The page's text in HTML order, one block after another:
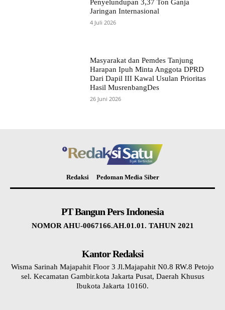
Penyelundupan 3,37 Ton Ganja
Jaringan Internasional
4 Juli 2026
Masyarakat dan Pemdes Tanjung
Harapan Ipuh Minta Anggota DPRD
Dari Dapil III Kawal Usulan Prioritas
Hasil MusrenbangDes
26 Juni 2026
Redaksi Pedoman Media Siber
PT Bangun Pers Indonesia
NOMOR AHU-0067166.AH.01.01. TAHUN 2021
Kantor Redaksi
Wisma Sarinah Majapahit Floor 3 Jl.Majapahit N0.8 RW.8 Petojo
sel. Kecamatan Gambir.kota Jakarta Pusat, Daerah Khusus
Ibukota Jakarta 10160.